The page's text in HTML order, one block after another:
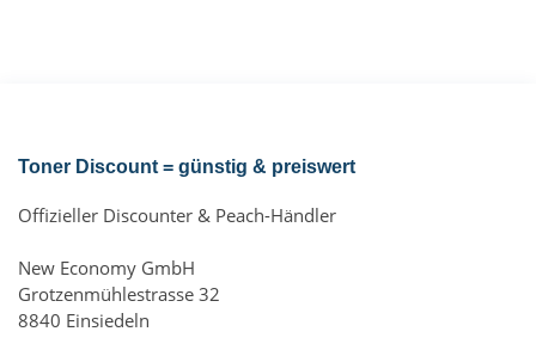
Toner Discount = günstig & preiswert
Offizieller Discounter & Peach-Händler
New Economy GmbH
Grotzenmühlestrasse 32
8840 Einsiedeln